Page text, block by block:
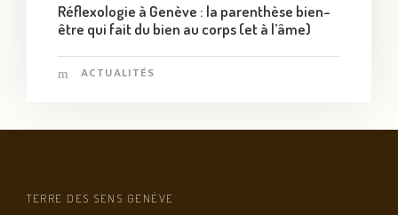
Réflexologie à Genève : la parenthèse bien-
être qui fait du bien au corps (et à l’âme)
ACTUALITÉS
TERRE DES SENS GENÈVE